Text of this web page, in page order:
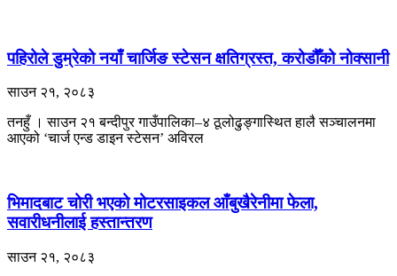
पहिरोले डुम्रेको नयाँ चार्जिङ स्टेसन क्षतिग्रस्त, करोडौँको नोक्सानी
साउन २१, २०८३
तनहुँ । साउन २१ बन्दीपुर गाउँपालिका–४ ठूलोढुङ्गास्थित हालै सञ्चालनमा
आएको ‘चार्ज एन्ड डाइन स्टेसन’ अविरल
भिमादबाट चोरी भएको मोटरसाइकल आँबुखैरेनीमा फेला,
सवारीधनीलाई हस्तान्तरण
साउन २१, २०८३